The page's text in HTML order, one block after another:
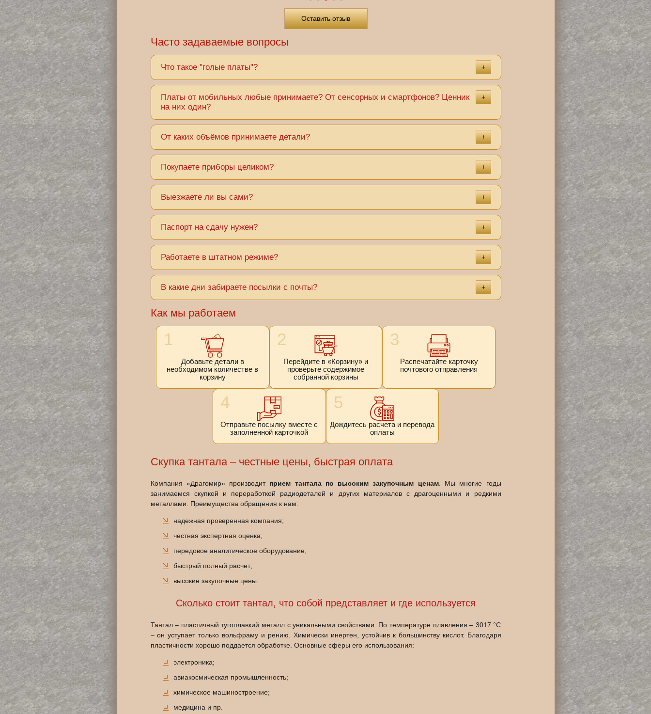
Оставить отзыв
Часто задаваемые вопросы
+
Что такое "голые платы"?
+
Платы от мобильных любые принимаете? От сенсорных и смартфонов? Ценник
на них один?
+
От каких объёмов принимаете детали?
+
Покупаете приборы целиком?
+
Выезжаете ли вы сами?
+
Паспорт на сдачу нужен?
+
Работаете в штатном режиме?
+
В какие дни забираете посылки с почты?
Как мы работаем
1
Добавьте детали в
необходимом количестве в
корзину
2
Перейдите в «Корзину» и
проверьте содержимое
собранной корзины
3
Распечатайте карточку
почтового отправления
4
Отправьте посылку вместе с
заполненной карточкой
5
Дождитесь расчета и перевода
оплаты
Скупка тантала ‒ честные цены, быстрая оплата
Компания «Драгомир» производит прием тантала по высоким закупочным ценам. Мы многие годы
занимаемся скупкой и переработкой радиодеталей и других материалов с драгоценными и редкими
металлами. Преимущества обращения к нам:
надежная проверенная компания;
честная экспертная оценка;
передовое аналитическое оборудование;
быстрый полный расчет;
высокие закупочные цены.
Сколько стоит тантал, что собой представляет и где используется
Тантал ‒ пластичный тугоплавкий металл с уникальными свойствами. По температуре плавления ‒ 3017 °C
– он уступает только вольфраму и рению. Химически инертен, устойчив к большинству кислот. Благодаря
пластичности хорошо поддается обработке. Основные сферы его использования:
электроника;
авиакосмическая промышленность;
химическое машиностроение;
медицина и пр.